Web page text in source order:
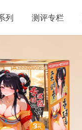
列 测评专栏